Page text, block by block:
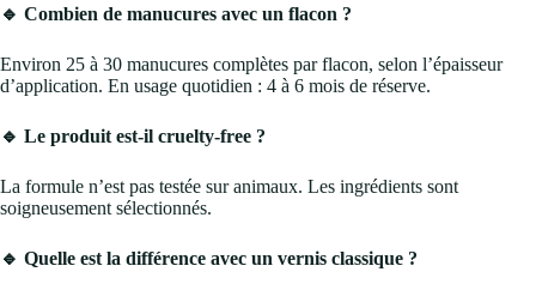
🔹 Combien de manucures avec un flacon ?
Environ 25 à 30 manucures complètes par flacon, selon l’épaisseur
d’application. En usage quotidien : 4 à 6 mois de réserve.
🔹 Le produit est-il cruelty-free ?
La formule n’est pas testée sur animaux. Les ingrédients sont
soigneusement sélectionnés.
🔹 Quelle est la différence avec un vernis classique ?